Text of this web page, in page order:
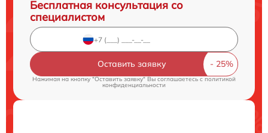
Бесплатная консультация со
специалистом
Оставить заявку
Нажимая на кнопку "Оставить заявку" Вы соглашаетесь c политикой
конфиденциальности